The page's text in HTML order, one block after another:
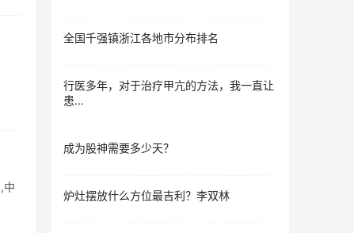
中
全国千强镇浙江各地市分布排名
行医多年，对于治疗甲亢的方法，我一直让
患...
成为股神需要多少天？
炉灶摆放什么方位最吉利？李双林